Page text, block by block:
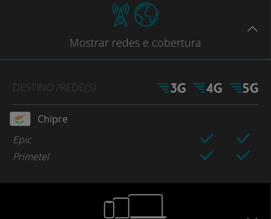
Mostrar redes e cobertura
DESTINO /REDE(S)
Chipre
Epic
Primetel